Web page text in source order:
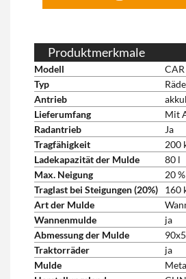
Produktmerkmale
Modell
Typ
Antrieb
Lieferumfang
Mit
Radantrieb
Ja
Tragfähigkeit
200
Ladekapazität der Mulde
80 l
Max. Neigung
20 %
Traglast bei Steigungen (20%)
160
Art der Mulde
Wannenmulde
ja
Abmessung der Mulde
Traktorräder
ja
Mulde